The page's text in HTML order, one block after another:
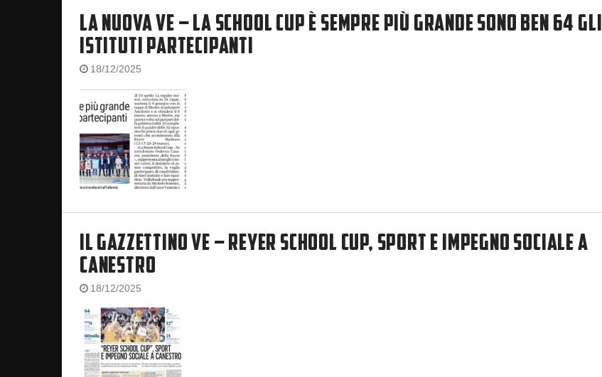
LA NUOVA VE – LA SCHOOL CUP È SEMPRE PIÙ GRANDE SONO BEN 64 GLI
ISTITUTI PARTECIPANTI
18/12/2025
IL GAZZETTINO VE – REYER SCHOOL CUP, SPORT E IMPEGNO SOCIALE A
CANESTRO
18/12/2025